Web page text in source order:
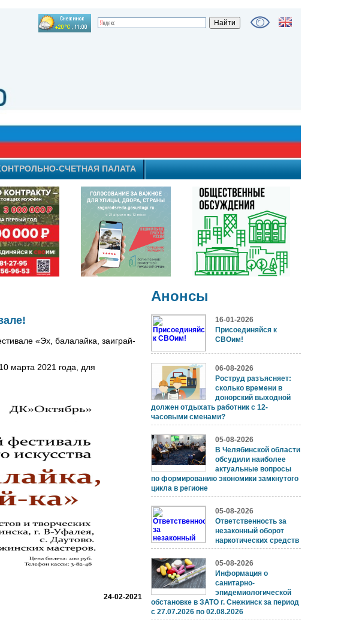
СЧЕТНАЯ ПАЛАТА
«Эх, балалайка, заиграй-
марта 2021 года, для
24-02-2021
Анонсы
16-01-2026
Присоединяйся к
СВОим!
06-08-2026
Роструд разъясняет:
сколько времени в
донорский выходной
должен отдыхать работник с 12-
часовыми сменами?
05-08-2026
В Челябинской области
обсудили наиболее
актуальные вопросы
по формированию экономики замкнутого
цикла в регионе
05-08-2026
Ответственность за
незаконный оборот
наркотических средств
05-08-2026
Информация о
санитарно-
эпидемиологической
обстановке в ЗАТО г. Снежинск за период
с 27.07.2026 по 02.08.2026